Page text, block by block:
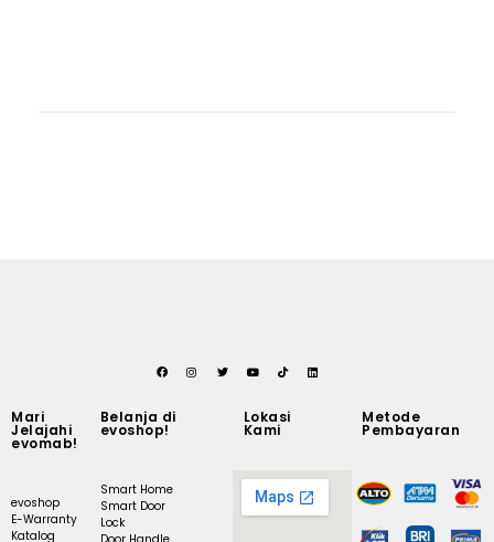
Mari
Jelajahi
evomab!
evoshop
E-Warranty
Katalog
Belanja di
evoshop!
Smart Home
Smart Door
Lock
Lokasi
Kami
Metode
Pembayaran